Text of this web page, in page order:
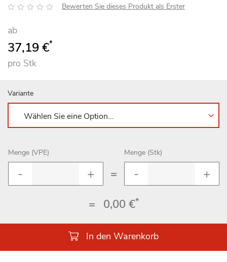
Bewertung: Bewerten Sie dieses Produkt als Erster
ab
37,19 €*
pro Stk
Variante
Menge (VPE)
=
Menge (Stk)
= 0,00 €*
In den Warenkorb